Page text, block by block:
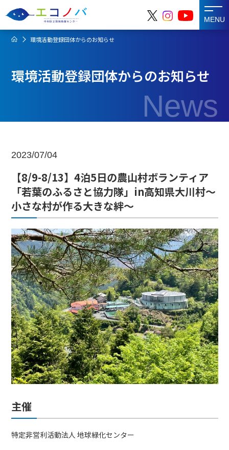
MENU
環境活動登録団体からのお知らせ
環境活動登録団体からのお知らせ
News
2023/07/04
【8/9-8/13】4泊5日の農山村ボランティア
「若葉のふるさと協力隊」in高知県大川村～
小さな村が作る大きな絆～
主催
特定非営利活動法人 地球緑化センター